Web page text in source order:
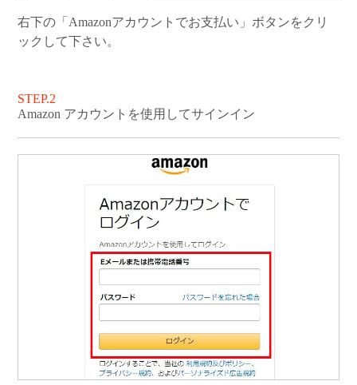
右下の「Amazonアカウントでお支払い」ボタンをクリ
ックして下さい。
STEP.2
Amazon アカウントを使用してサインイン